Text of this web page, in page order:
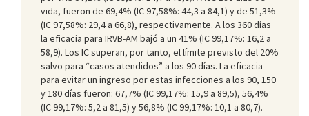
vida, fueron de 69,4% (IC 97,58%: 44,3 a 84,1) y de 51,3%
(IC 97,58%: 29,4 a 66,8), respectivamente. A los 360 días
la eficacia para IRVB-AM bajó a un 41% (IC 99,17%: 16,2 a
58,9). Los IC superan, por tanto, el límite previsto del 20%
salvo para “casos atendidos” a los 90 días. La eficacia
para evitar un ingreso por estas infecciones a los 90, 150
y 180 días fueron: 67,7% (IC 99,17%: 15,9 a 89,5), 56,4%
(IC 99,17%: 5,2 a 81,5) y 56,8% (IC 99,17%: 10,1 a 80,7).